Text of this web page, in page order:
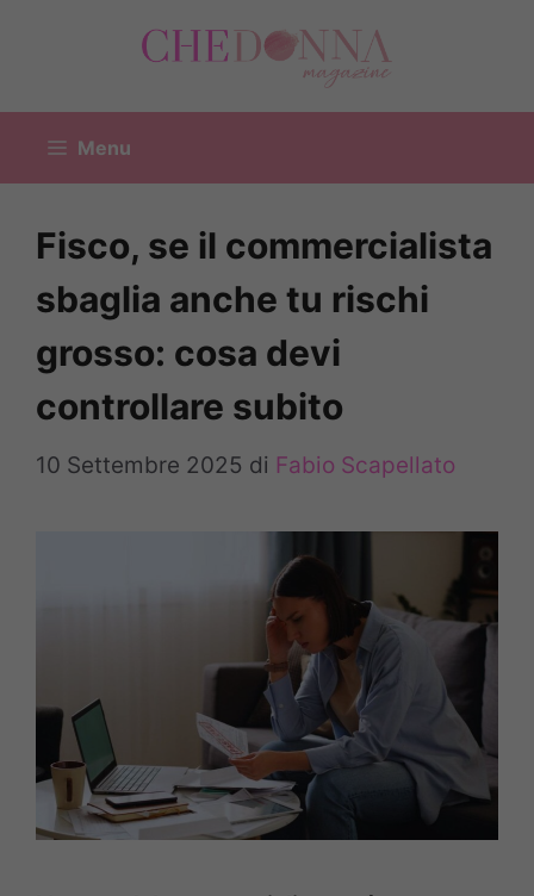
Menu
Fisco, se il commercialista
sbaglia anche tu rischi
grosso: cosa devi
controllare subito
10 Settembre 2025 di Fabio Scapellato